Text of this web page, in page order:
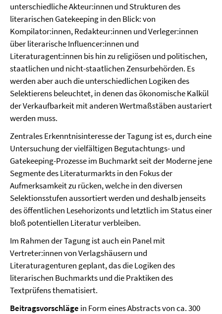
unterschiedliche Akteur:innen und Strukturen des
literarischen Gatekeeping in den Blick: von
Kompilator:innen, Redakteur:innen und Verleger:innen
über literarische Influencer:innen und
Literaturagent:innen bis hin zu religiösen und politischen,
staatlichen und nicht-staatlichen Zensurbehörden. Es
werden aber auch die unterschiedlichen Logiken des
Selektierens beleuchtet, in denen das ökonomische Kalkül
der Verkaufbarkeit mit anderen Wertmaßstäben austariert
werden muss.
Zentrales Erkenntnisinteresse der Tagung ist es, durch eine
Untersuchung der vielfältigen Begutachtungs- und
Gatekeeping-Prozesse im Buchmarkt seit der Moderne jene
Segmente des Literaturmarkts in den Fokus der
Aufmerksamkeit zu rücken, welche in den diversen
Selektionsstufen aussortiert werden und deshalb jenseits
des öffentlichen Lesehorizonts und letztlich im Status einer
bloß potentiellen Literatur verbleiben.
Im Rahmen der Tagung ist auch ein Panel mit
Vertreter:innen von Verlagshäusern und
Literaturagenturen geplant, das die Logiken des
literarischen Buchmarkts und die Praktiken des
Textprüfens thematisiert.
Beitragsvorschläge in Form eines Abstracts von ca. 300